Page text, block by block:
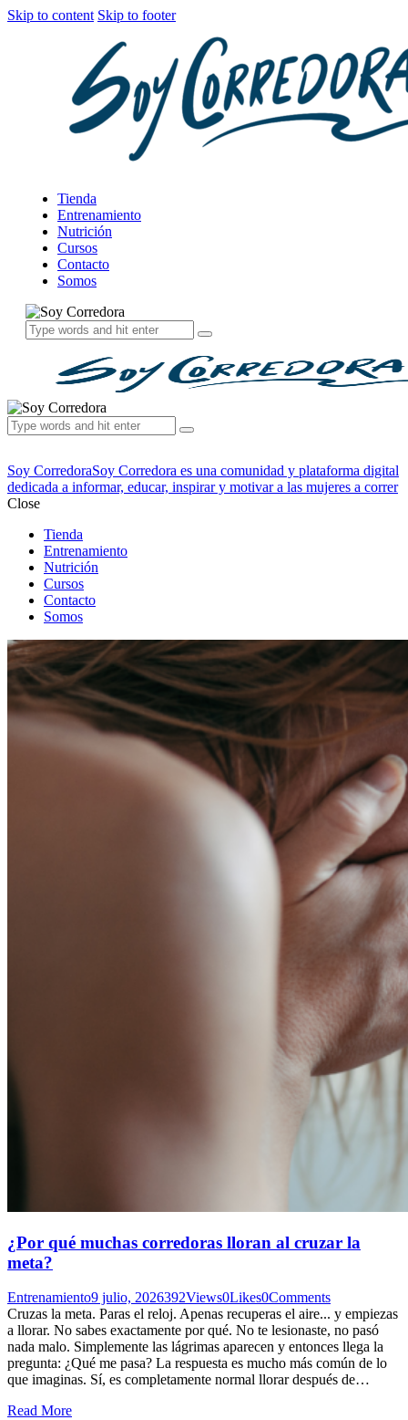
Skip to content Skip to footer
Tienda
Entrenamiento
Nutrición
Cursos
Contacto
Somos
Soy CorredoraSoy Corredora es una comunidad y plataforma digital
dedicada a informar, educar, inspirar y motivar a las mujeres a correr
Close
Tienda
Entrenamiento
Nutrición
Cursos
Contacto
Somos
¿Por qué muchas corredoras lloran al cruzar la
meta?
Entrenamiento9 julio, 2026392Views0Likes0Comments
Cruzas la meta. Paras el reloj. Apenas recuperas el aire... y empiezas
a llorar. No sabes exactamente por qué. No te lesionaste, no pasó
nada malo. Simplemente las lágrimas aparecen y entonces llega la
pregunta: ¿Qué me pasa? La respuesta es mucho más común de lo
que imaginas. Sí, es completamente normal llorar después de…
Read More